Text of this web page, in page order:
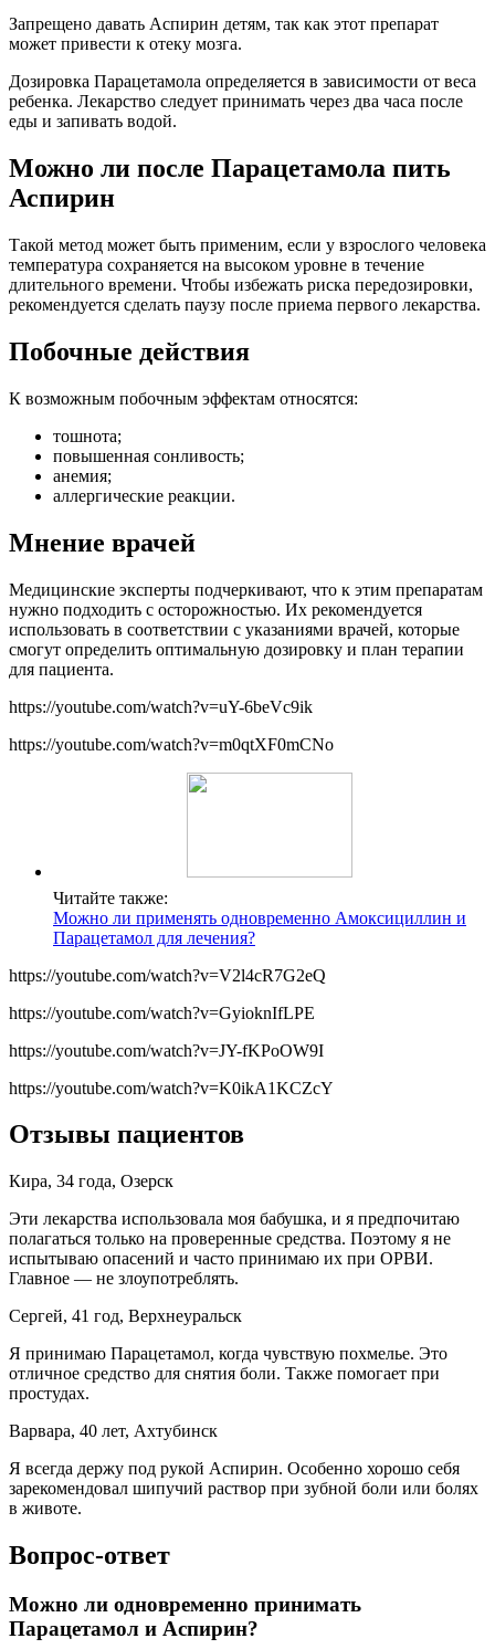
Запрещено давать Аспирин детям, так как этот препарат
может привести к отеку мозга.
Дозировка Парацетамола определяется в зависимости от веса
ребенка. Лекарство следует принимать через два часа после
еды и запивать водой.
Можно ли после Парацетамола пить
Аспирин
Такой метод может быть применим, если у взрослого человека
температура сохраняется на высоком уровне в течение
длительного времени. Чтобы избежать риска передозировки,
рекомендуется сделать паузу после приема первого лекарства.
Побочные действия
К возможным побочным эффектам относятся:
тошнота;
повышенная сонливость;
анемия;
аллергические реакции.
Мнение врачей
Медицинские эксперты подчеркивают, что к этим препаратам
нужно подходить с осторожностью. Их рекомендуется
использовать в соответствии с указаниями врачей, которые
смогут определить оптимальную дозировку и план терапии
для пациента.
https://youtube.com/watch?v=uY-6beVc9ik
https://youtube.com/watch?v=m0qtXF0mCNo
Читайте также:
Можно ли применять одновременно Амоксициллин и
Парацетамол для лечения?
https://youtube.com/watch?v=V2l4cR7G2eQ
https://youtube.com/watch?v=GyioknIfLPE
https://youtube.com/watch?v=JY-fKPoOW9I
https://youtube.com/watch?v=K0ikA1KCZcY
Отзывы пациентов
Кира, 34 года, Озерск
Эти лекарства использовала моя бабушка, и я предпочитаю
полагаться только на проверенные средства. Поэтому я не
испытываю опасений и часто принимаю их при ОРВИ.
Главное — не злоупотреблять.
Сергей, 41 год, Верхнеуральск
Я принимаю Парацетамол, когда чувствую похмелье. Это
отличное средство для снятия боли. Также помогает при
простудах.
Варвара, 40 лет, Ахтубинск
Я всегда держу под рукой Аспирин. Особенно хорошо себя
зарекомендовал шипучий раствор при зубной боли или болях
в животе.
Вопрос-ответ
Можно ли одновременно принимать
Парацетамол и Аспирин?